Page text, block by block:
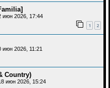
июн 2026, 17:44
1 2
июн 2026, 11:21
Country)
июн 2026, 15:24